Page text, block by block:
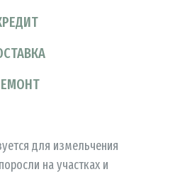
для измельчения
на участках и